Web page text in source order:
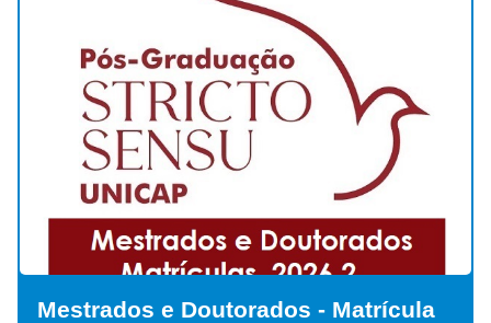
Mestrados e Doutorados - Matrícula